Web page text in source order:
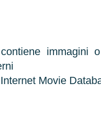
immagini
Movie